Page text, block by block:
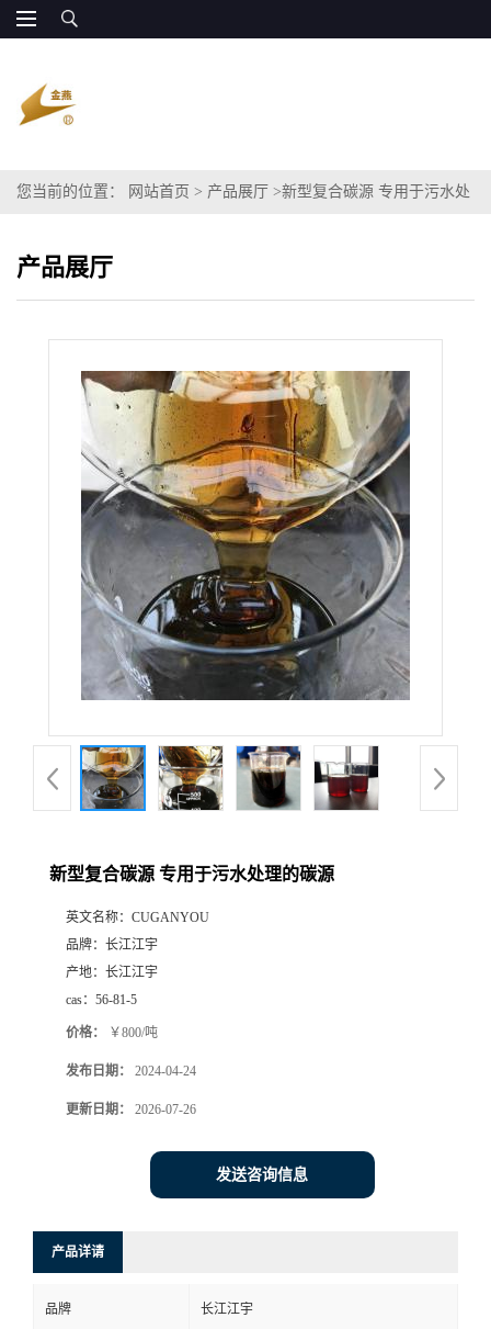
您当前的位置： 网站首页 > 产品展厅 >新型复合碳源 专用于污水处
产品展厅
新型复合碳源 专用于污水处理的碳源
英文名称： CUGANYOU
品牌： 长江江宇
产地： 长江江宇
cas： 56-81-5
价格： ￥800/吨
发布日期： 2024-04-24
更新日期： 2026-07-26
发送咨询信息
产品详请
品牌 长江江宇